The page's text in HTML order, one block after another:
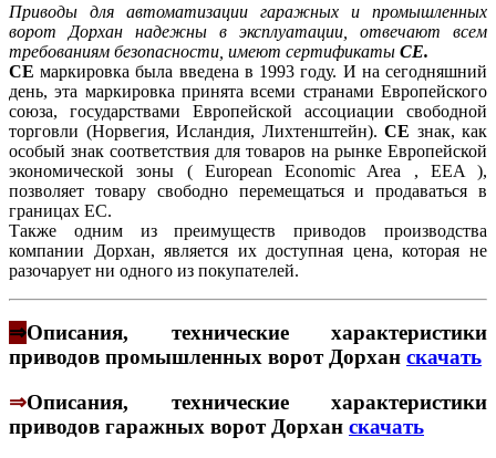
Приводы для автоматизации гаражных и промышленных
ворот Дорхан надежны в эксплуатации, отвечают всем
требованиям безопасности, имеют сертификаты СЕ.
СЕ маркировка была введена в 1993 году. И на сегодняшний
день, эта маркировка принята всеми странами Европейского
союза, государствами Европейской ассоциации свободной
торговли (Норвегия, Исландия, Лихтенштейн). СЕ знак, как
особый знак соответствия для товаров на рынке Европейской
экономической зоны ( European Economic Area , EEA ),
позволяет товару свободно перемещаться и продаваться в
границах ЕС.
Также одним из преимуществ приводов производства
компании Дорхан, является их доступная цена, которая не
разочарует ни одного из покупателей.
⇒Описания, технические характеристики
приводов промышленных ворот Дорхан скачать
⇒Описания, технические характеристики
приводов гаражных ворот Дорхан скачать